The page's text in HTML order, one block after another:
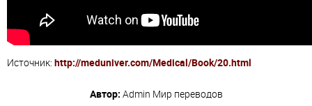
Источник: http://meduniver.com/Medical/Book/20.html
Автор: Admin Мир переводов